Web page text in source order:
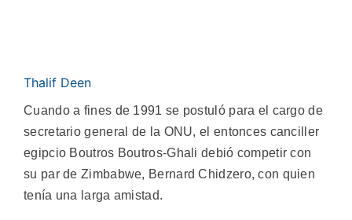
Thalif Deen
Cuando a fines de 1991 se postuló para el cargo de
secretario general de la ONU, el entonces canciller
egipcio Boutros Boutros-Ghali debió competir con
su par de Zimbabwe, Bernard Chidzero, con quien
tenía una larga amistad.